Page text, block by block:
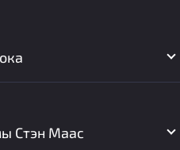
Стэн Маас